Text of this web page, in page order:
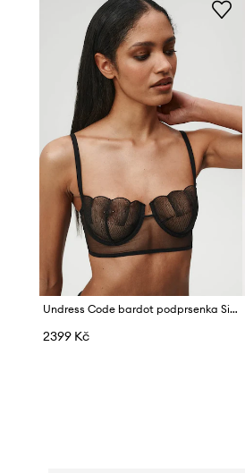
Undress Code bardot podprsenka Siren Call
2399 Kč